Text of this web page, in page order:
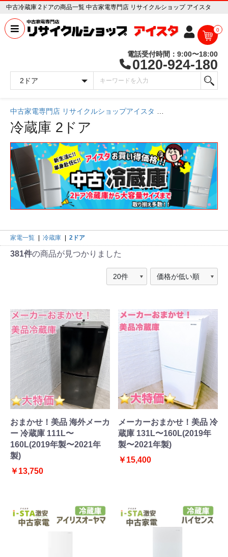
中古冷蔵庫 2ドアの商品一覧 中古家電専門店 リサイクルショップ アイスタ
0
電話受付時間：9:00〜18:00
0120-924-180
中古家電専門店 リサイクルショップアイスタ
冷蔵庫 2ドア
家電一覧 冷蔵庫 2ドア
381件の商品が見つかりました
おまかせ！美品 海外メーカ
ー 冷蔵庫 111L〜
160L(2019年製〜2021年
製)
￥13,750
メーカーおまかせ！美品 冷
蔵庫 131L〜160L(2019年
製〜2021年製)
￥15,400